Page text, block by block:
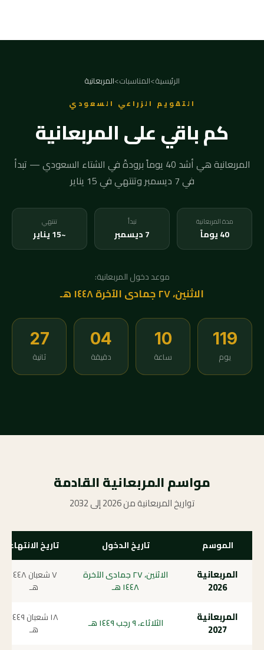
الرئيسية>المناسبات>المربعانية
التقويم الزراعي السعودي
كم باقي على المربعانية
المربعانية هي أشد 40 يوماً برودةً في الشتاء السعودي — تبدأ
في 7 ديسمبر وتنتهي في 15 يناير
مدة المربعانية
40 يوماً
تبدأ
7 ديسمبر
تنتهي
~15 يناير
موعد دخول المربعانية:
الاثنين، ٢٧ جمادى الآخرة ١٤٤٨ هـ
119
يوم
10
ساعة
04
دقيقة
26
ثانية
مواسم المربعانية القادمة
تواريخ المربعانية من 2026 إلى 2032
الموسم تاريخ الدخول تاريخ الانتهاء
المربعانية
2026
الاثنين، ٢٧ جمادى الآخرة
١٤٤٨ هـ
٧ شعبان ١٤٤٨
هـ
المربعانية
2027 الثلاثاء، ٩ رجب ١٤٤٩ هـ
١٨ شعبان ١٤٤٩
هـ